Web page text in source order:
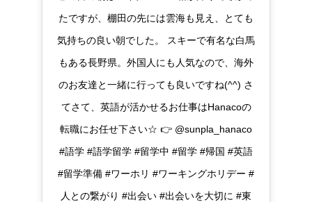
たですが、棚田の先には雲海も見え、とても
気持ちの良い朝でした。 スキーで有名な白馬
もある長野県。外国人にも人気なので、海外
のお友達と一緒に行っても良いですね(^^) さ
てさて、英語が活かせるお仕事はHanacoの
転職にお任せ下さい☆ 👉 @sunpla_hanaco
#語学 #語学留学 #留学中 #留学 #帰国 #英語
#留学準備 #ワーホリ #ワーキングホリデー #
人との繋がり #出会い #出会いを大切に #東